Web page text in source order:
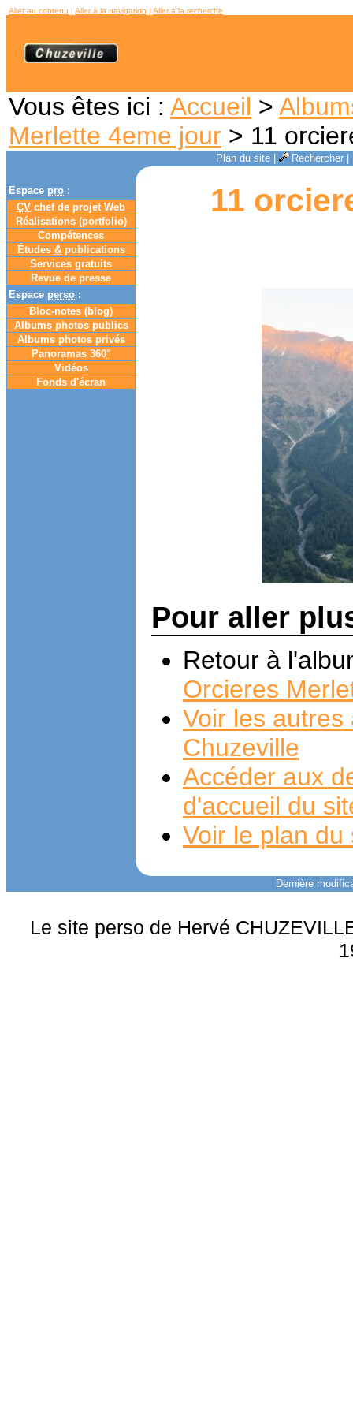
Aller au contenu | Aller à la navigation | Aller à la recherche
Vous êtes ici : Accueil >
Merlette 4eme jour > 11
Plan du site| Rechercher|
Espace pro :
CV chef de projet Web
Réalisations (portfolio)
Compétences
Études &publications
Services gratuits
Revue de presse
Espace perso :
Bloc-notes (blog)
Albums photos publics
Albums photos privés
Panoramas 360°
Vidéos
Fonds d'écran
11
Pour aller
Retour à
Orcieres
Voir les
Chuzeville
Accéder aux
d'accueil du
Voir le plan du
Dernière
Le site perso de Hervé